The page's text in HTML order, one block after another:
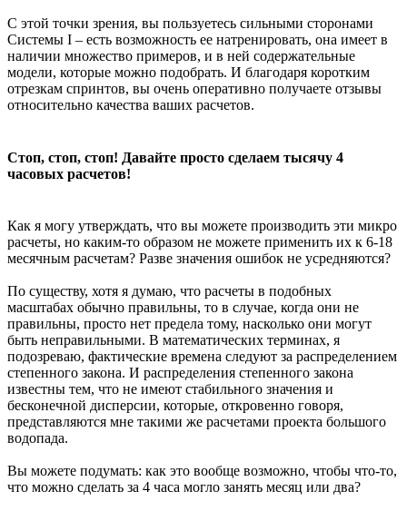
С этой точки зрения, вы пользуетесь сильными сторонами
Системы I – есть возможность ее натренировать, она имеет в
наличии множество примеров, и в ней содержательные
модели, которые можно подобрать. И благодаря коротким
отрезкам спринтов, вы очень оперативно получаете отзывы
относительно качества ваших расчетов.
Стоп, стоп, стоп! Давайте просто сделаем тысячу 4
часовых расчетов!
Как я могу утверждать, что вы можете производить эти микро
расчеты, но каким-то образом не можете применить их к 6-18
месячным расчетам? Разве значения ошибок не усредняются?
По существу, хотя я думаю, что расчеты в подобных
масштабах обычно правильны, то в случае, когда они не
правильны, просто нет предела тому, насколько они могут
быть неправильными. В математических терминах, я
подозреваю, фактические времена следуют за распределением
степенного закона. И распределения степенного закона
известны тем, что не имеют стабильного значения и
бесконечной дисперсии, которые, откровенно говоря,
представляются мне такими же расчетами проекта большого
водопада.
Вы можете подумать: как это вообще возможно, чтобы что-то,
что можно сделать за 4 часа могло занять месяц или два?